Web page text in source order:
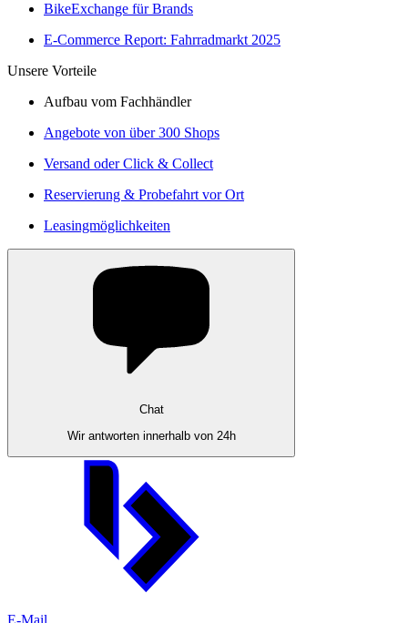
BikeExchange für Brands
E-Commerce Report: Fahrradmarkt 2025
Unsere Vorteile
Aufbau vom Fachhändler
Angebote von über 300 Shops
Versand oder Click & Collect
Reservierung & Probefahrt vor Ort
Leasingmöglichkeiten
Chat
Wir antworten innerhalb von 24h
E-Mail